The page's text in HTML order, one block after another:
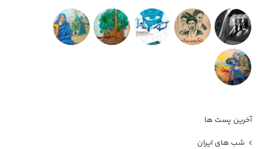
آخرین پست ها
شب های ایران